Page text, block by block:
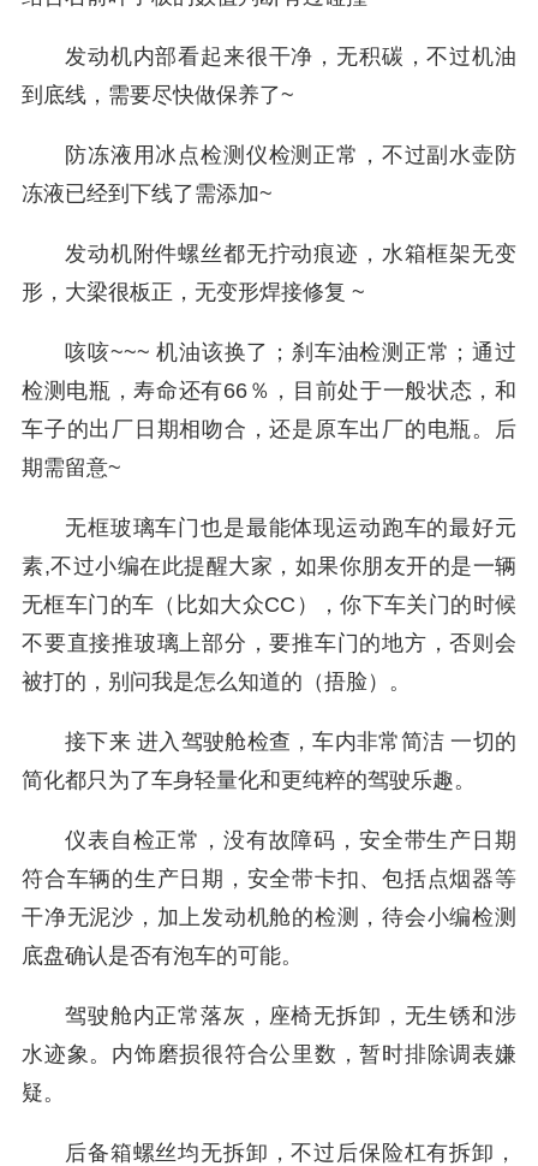
发动机内部看起来很干净，无积碳，不过机油
到底线，需要尽快做保养了~
防冻液用冰点检测仪检测正常，不过副水壶防
冻液已经到下线了需添加~
发动机附件螺丝都无拧动痕迹，水箱框架无变
形，大梁很板正，无变形焊接修复 ~
咳咳~~~ 机油该换了；刹车油检测正常；通过
检测电瓶，寿命还有66％，目前处于一般状态，和
车子的出厂日期相吻合，还是原车出厂的电瓶。后
期需留意~
无框玻璃车门也是最能体现运动跑车的最好元
素,不过小编在此提醒大家，如果你朋友开的是一辆
无框车门的车（比如大众CC），你下车关门的时候
不要直接推玻璃上部分，要推车门的地方，否则会
被打的，别问我是怎么知道的（捂脸）。
接下来 进入驾驶舱检查，车内非常简洁 一切的
简化都只为了车身轻量化和更纯粹的驾驶乐趣。
仪表自检正常，没有故障码，安全带生产日期
符合车辆的生产日期，安全带卡扣、包括点烟器等
干净无泥沙，加上发动机舱的检测，待会小编检测
底盘确认是否有泡车的可能。
驾驶舱内正常落灰，座椅无拆卸，无生锈和涉
水迹象。内饰磨损很符合公里数，暂时排除调表嫌
疑。
后备箱螺丝均无拆卸，不过后保险杠有拆卸，